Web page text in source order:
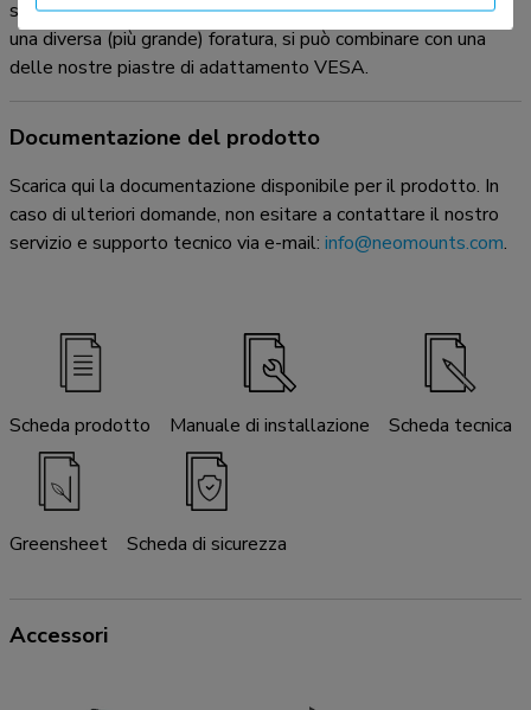
schermi con fori VESA modello 75x75 o 100x100 mm. Per
una diversa (più grande) foratura, si può combinare con una
delle nostre piastre di adattamento VESA.
Documentazione del prodotto
Scarica qui la documentazione disponibile per il prodotto. In
caso di ulteriori domande, non esitare a contattare il nostro
servizio e supporto tecnico via e-mail: info@neomounts.com.
Scheda prodotto Manuale di installazione Scheda tecnica
Greensheet Scheda di sicurezza
Accessori